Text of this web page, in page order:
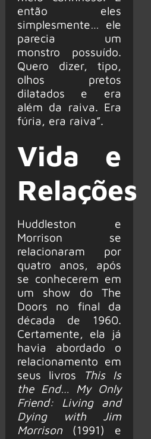
então eles
simplesmente… ele
parecia um
monstro possuído.
Quero dizer, tipo,
olhos pretos
dilatados e era
além da raiva. Era
fúria, era raiva”.
Vida e
Relações
Huddleston e
Morrison se
relacionaram por
quatro anos, após
se conhecerem em
um show do The
Doors no final da
década de 1960.
Certamente, ela já
havia abordado o
relacionamento em
seus livros
This Is
the End… My Only
Friend: Living and
Dying with Jim
Morrison (1991) e